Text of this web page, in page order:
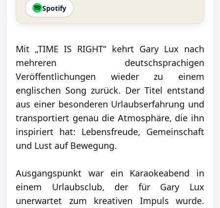
Spotify
Mit „TIME IS RIGHT“ kehrt Gary Lux nach
mehreren deutschsprachigen
Veröffentlichungen wieder zu einem
englischen Song zurück. Der Titel entstand
aus einer besonderen Urlaubserfahrung und
transportiert genau die Atmosphäre, die ihn
inspiriert hat: Lebensfreude, Gemeinschaft
und Lust auf Bewegung.
Ausgangspunkt war ein Karaokeabend in
einem Urlaubsclub, der für Gary Lux
unerwartet zum kreativen Impuls wurde.